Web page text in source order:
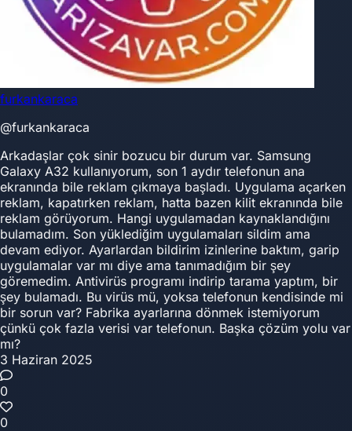
furkankaraca
@furkankaraca
Arkadaşlar çok sinir bozucu bir durum var. Samsung
Galaxy A32 kullanıyorum, son 1 aydır telefonun ana
ekranında bile reklam çıkmaya başladı. Uygulama açarken
reklam, kapatırken reklam, hatta bazen kilit ekranında bile
reklam görüyorum. Hangi uygulamadan kaynaklandığını
bulamadım. Son yüklediğim uygulamaları sildim ama
devam ediyor. Ayarlardan bildirim izinlerine baktım, garip
uygulamalar var mı diye ama tanımadığım bir şey
göremedim. Antivirüs programı indirip tarama yaptım, bir
şey bulamadı. Bu virüs mü, yoksa telefonun kendisinde mi
bir sorun var? Fabrika ayarlarına dönmek istemiyorum
çünkü çok fazla verisi var telefonun. Başka çözüm yolu var
mı?
3 Haziran 2025
0
0